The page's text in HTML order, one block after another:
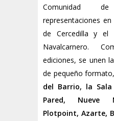
Comunidad
representaciones en
de Cercedilla y el
Navalcarnero.
ediciones, se unen
de pequeño
del Barrio, la
Pared, Nueve
Plotpoint, Azarte,